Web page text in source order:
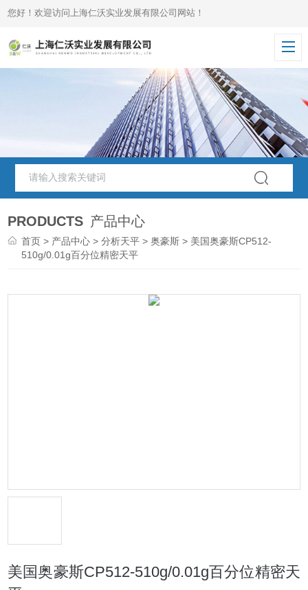
您好！欢迎访问上海仁沃实业发展有限公司网站！
PRODUCTS 产品中心
首页 > 产品中心 >分析天平 >奥豪斯 > 美国奥豪斯CP512-
510g/0.01g百分位精密天平
美国奥豪斯CP512-510g/0.01g百分位精密天